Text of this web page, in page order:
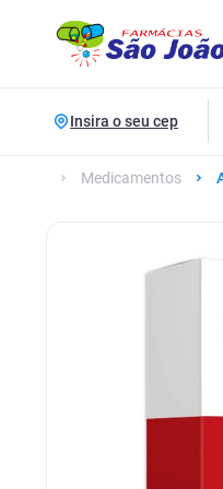
Insira o seu cep
Medicamentos